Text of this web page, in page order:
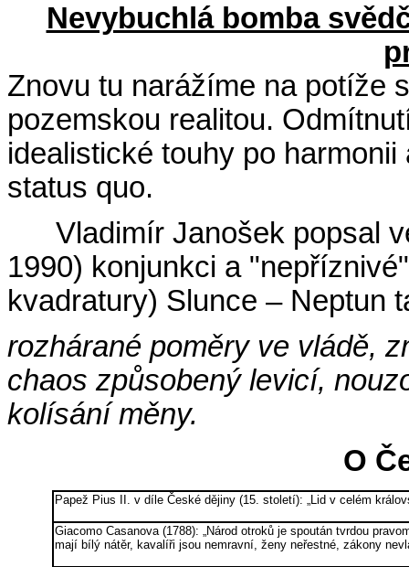
Nevybuchlá bomba
Znovu tu narážíme na potíže
pozemskou realitou.
idealistické touhy po
status quo.
Vladimír Janošek popsal
1990) konjunkci a
kvadratury) Slunce – Neptun
rozhárané poměry ve vládě,
chaos způsobený levicí,
kolísání měny.
O
Papež Pius II. v díle České dějiny (15. století): „Lid v celém
Giacomo Casanova (1788): „Národ otroků je spoután tvrdou
mají bílý nátěr, kavalíři jsou nemravní, ženy neřestné, zákony